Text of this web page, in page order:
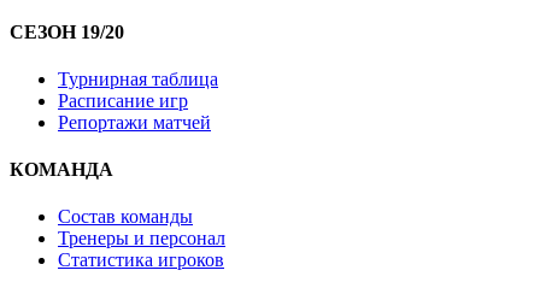
СЕЗОН 19/20
Турнирная таблица
Расписание игр
Репортажи матчей
КОМАНДА
Состав команды
Тренеры и персонал
Статистика игроков